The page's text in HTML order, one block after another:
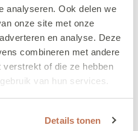
analyseren. Ook delen we
onze site met onze
en analyse. Deze
combineren met andere
verstrekt of die ze hebben
van hun services.
Details tonen
formulieren